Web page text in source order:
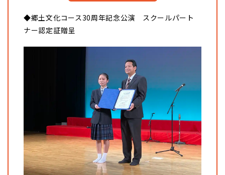
◆郷土文化コース30周年記念公演 スクールパート
ナー認定証贈呈